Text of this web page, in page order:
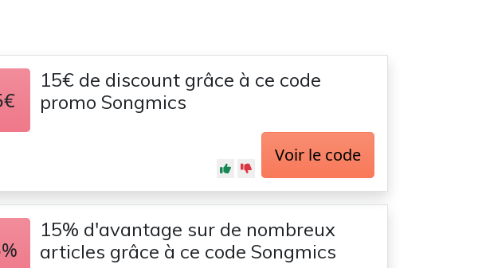
15€ de discount grâce à ce code
promo Songmics
Voir le code
15% d'avantage sur de nombreux
articles grâce à ce code Songmics